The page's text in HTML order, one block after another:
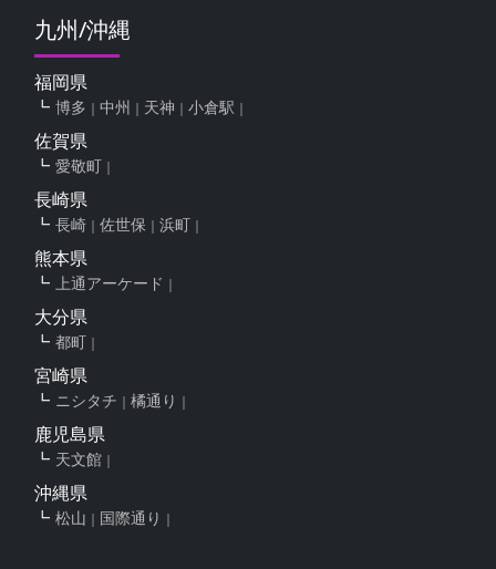
九州/沖縄
福岡県
博多 中州 天神 小倉駅
佐賀県
愛敬町
長崎県
長崎 佐世保 浜町
熊本県
上通アーケード
大分県
都町
宮崎県
ニシタチ 橘通り
鹿児島県
天文館
沖縄県
松山 国際通り